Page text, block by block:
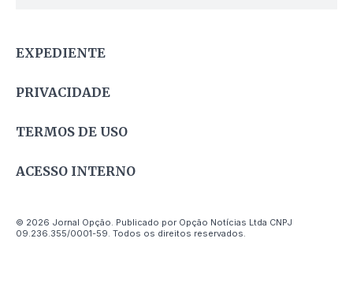
EXPEDIENTE
PRIVACIDADE
TERMOS DE USO
ACESSO INTERNO
© 2026 Jornal Opção. Publicado por Opção Notícias Ltda CNPJ
09.236.355/0001-59. Todos os direitos reservados.